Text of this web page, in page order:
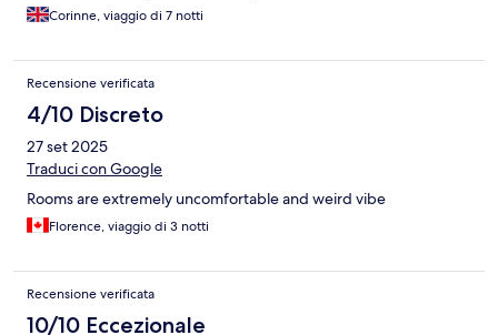
Corinne, viaggio di 7 notti
Recensione verificata
4/10 Discreto
27 set 2025
Traduci con Google
Rooms are extremely uncomfortable and weird vibe
Florence, viaggio di 3 notti
Recensione verificata
10/10 Eccezionale